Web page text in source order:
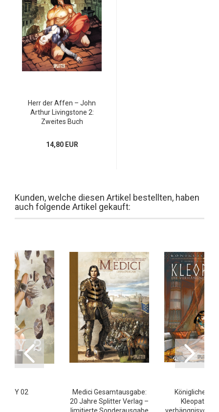
Herr der Affen – John
Arthur Livingstone 2:
Zweites Buch
14,80 EUR
Kunden, welche diesen Artikel bestellten, haben
auch folgende Artikel gekauft:
BABY 02
Medici Gesamtausgabe:
20 Jahre Splitter Verlag –
limitierte Sonderausgabe
Königliches
Kleopatra –
verhängnisvolle